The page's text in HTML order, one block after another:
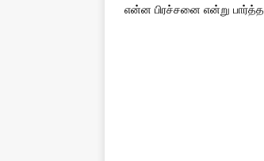
என்ன பிரச்சனை என்று